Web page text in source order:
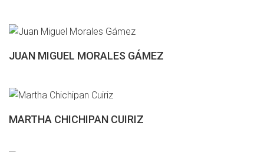
JUAN MIGUEL MORALES GÁMEZ
MARTHA CHICHIPAN CUIRIZ